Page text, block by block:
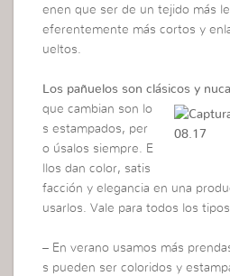
enen que ser de un tejido más
eferentemente más cortos y
ueltos.
Los pañuelos son clásicos y nu
que cambian son lo
s estampados, per
o úsalos siempre. E
llos dan color, satis
facción y elegancia en una
usarlos. Vale para todos los
– En verano usamos más
s pueden ser coloridos y